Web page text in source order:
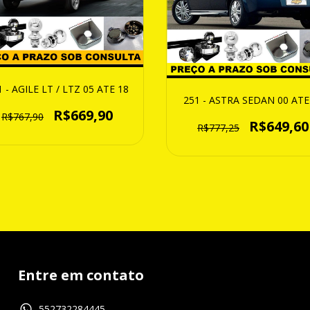
- AGILE LT / LTZ 05 ATE 18
R$767,90 R$669,90
251 - ASTRA SEDAN 00
R$777,25 R$649,60
Entre em contato